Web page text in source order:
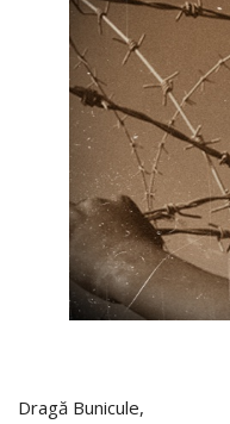
Dragă Bunicule,